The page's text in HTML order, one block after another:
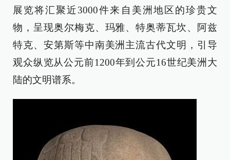
展览将汇聚近3000件来自美洲地区的珍贵文
物，呈现奥尔梅克、玛雅、特奥蒂瓦坎、阿兹
特克、安第斯等中南美洲主流古代文明，引导
观众纵览从公元前1200年到公元16世纪美洲大
陆的文明谱系。